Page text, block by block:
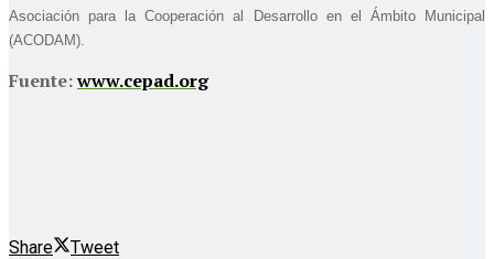
Asociación para la Cooperación al Desarrollo en el Ámbito Municipal
(ACODAM).
Fuente:www.cepad.org
Share Tweet